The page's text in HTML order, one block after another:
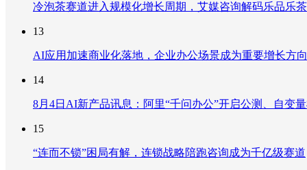
冷泡茶赛道进入规模化增长周期，艾媒咨询解码乐品乐
13
AI应用加速商业化落地，企业办公场景成为重要增长方向
14
8月4日AI新产品讯息：阿里“千问办公”开启公测、自变
15
“连而不锁”困局有解，连锁战略陪跑咨询成为千亿级赛道